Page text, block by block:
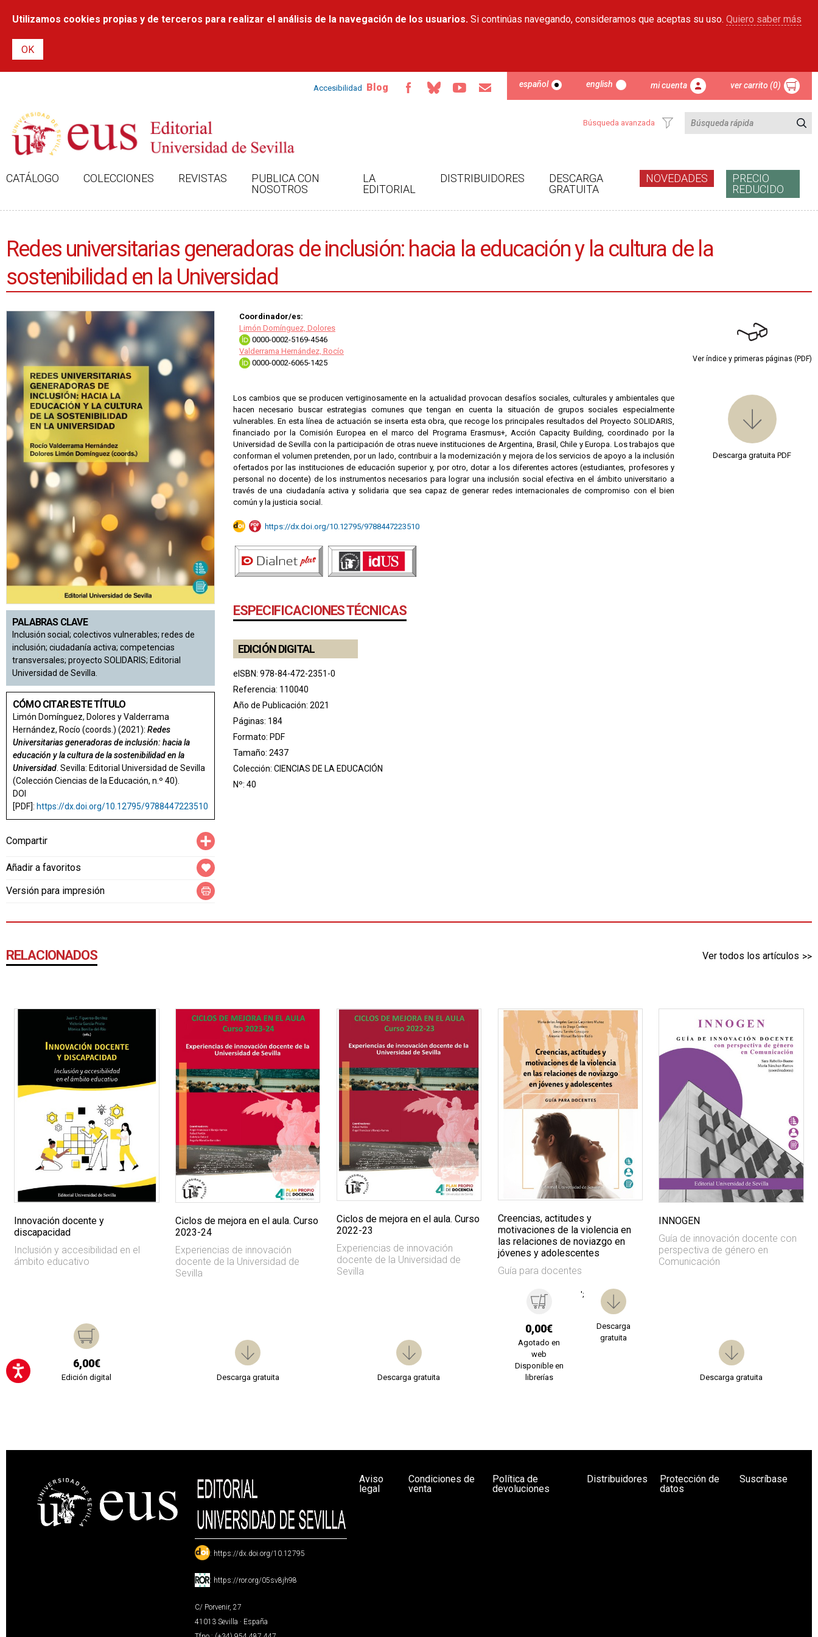
contenido
Utilizamos cookies propias y de terceros para realizar el análisis de la navegación de los usuarios. Si continúas navegando, consideramos que aceptas su uso. Quiero saber más
Accesibilidad Blog español english mi cuenta ver carrito (0)
Búsqueda avanzada
CATÁLOGO COLECCIONES REVISTAS
PUBLICA CON
NOSOTROS
LA
EDITORIAL
DISTRIBUIDORES
DESCARGA
GRATUITA
NOVEDADES
PRECIO
REDUCIDO
Redes universitarias generadoras de inclusión: hacia la educación y la cultura de la
sostenibilidad en la Universidad
PALABRAS CLAVE
Inclusión social; colectivos vulnerables; redes de
inclusión; ciudadanía activa; competencias
transversales; proyecto SOLIDARIS; Editorial
Universidad de Sevilla.
CÓMO CITAR ESTE TÍTULO
Limón Domínguez, Dolores y Valderrama
Hernández, Rocío (coords.) (2021): Redes
Universitarias generadoras de inclusión: hacia la
educación y la cultura de la sostenibilidad en la
Universidad . Sevilla: Editorial Universidad de Sevilla
(Colección Ciencias de la Educación, n.º 40).
DOI
[PDF]: https://dx.doi.org/10.12795/9788447223510
Compartir
Añadir a favoritos
Versión para impresión
Coordinador/es:
Limón Domínguez, Dolores
0000-0002-5169-4546
Valderrama Hernández, Rocío
0000-0002-6065-1425
Los cambios que se producen vertiginosamente en la actualidad provocan desafíos sociales, culturales y ambientales que
hacen necesario buscar estrategias comunes que tengan en cuenta la situación de grupos sociales especialmente
vulnerables. En esta línea de actuación se inserta esta obra, que recoge los principales resultados del Proyecto SOLIDARIS,
financiado por la Comisión Europea en el marco del Programa Erasmus+, Acción Capacity Building, coordinado por la
Universidad de Sevilla con la participación de otras nueve instituciones de Argentina, Brasil, Chile y Europa. Los trabajos que
conforman el volumen pretenden, por un lado, contribuir a la modernización y mejora de los servicios de apoyo a la inclusión
ofertados por las instituciones de educación superior y, por otro, dotar a los diferentes actores (estudiantes, profesores y
personal no docente) de los instrumentos necesarios para lograr una inclusión social efectiva en el ámbito universitario a
través de una ciudadanía activa y solidaria que sea capaz de generar redes internacionales de compromiso con el bien
común y la justicia social.
https://dx.doi.org/10.12795/9788447223510
ESPECIFICACIONES TÉCNICAS
EDICIÓN DIGITAL
eISBN: 978-84-472-2351-0
Referencia: 110040
Año de Publicación: 2021
Páginas: 184
Formato: PDF
Tamaño: 2437
Colección: CIENCIAS DE LA EDUCACIÓN
Nº: 40
Ver índice y primeras páginas (PDF)
Descarga gratuita PDF
RELACIONADOS Ver todos los artículos
Innovación docente y
discapacidad
Inclusión y accesibilidad en el
ámbito educativo
6,00€
Edición digital
Ciclos de mejora en el aula. Curso
2023-24
Experiencias de innovación
docente de la Universidad de
Sevilla
Descarga gratuita
Ciclos de mejora en el aula. Curso
2022-23
Experiencias de innovación
docente de la Universidad de
Sevilla
Descarga gratuita
Creencias, actitudes y
motivaciones de la violencia en
las relaciones de noviazgo en
jóvenes y adolescentes
Guía para docentes
0,00€
Agotado en
web
Disponible en
librerías
';
Descarga
gratuita
INNOGEN
Guía de innovación docente con
perspectiva de género en
Comunicación
Descarga gratuita
: https://dx.doi.org/10.12795
: https://ror.org/05sv8jh98
C/ Porvenir, 27
41013 Sevilla · España
Aviso
legal
Condiciones de
venta
Política de
devoluciones
Distribuidores
Protección de
datos
Suscríbase